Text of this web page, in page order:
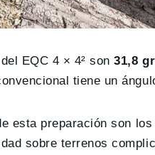
EQC 4 × 4² son 31,8
tiene un
esta preparación son
sobre terrenos